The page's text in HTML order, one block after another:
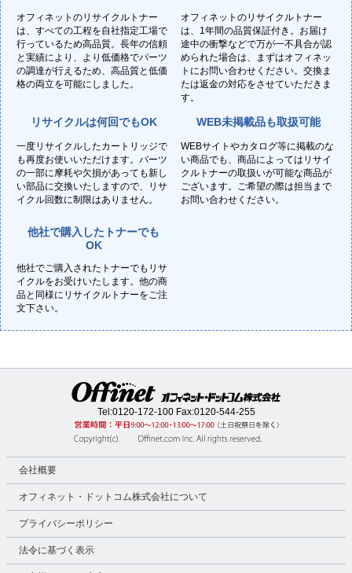
オフィネットのリサイクルトナー
は、すべての工程を自社指定工場で
行っているため高品質。長年の信頼
と実績により、より低価格でパーツ
の調達が行えるため、高品質と低価
格の両立を可能にしました。
オフィネットのリサイクルトナー
は、1年間の品質保証付き。お届け
途中の衝撃などで万が一不具合が認
められた場合は、まずはオフィネッ
トにお問い合わせください。交換ま
たは返金の対応をさせていただきま
す。
リサイクルは何回でもOK
一度リサイクルしたカートリッジで
も再度お使いいただけます。パーツ
の一部に摩耗や欠損があっても新し
い部品に交換いたしますので、リサ
イクル回数に制限はありません。
WEB未掲載品も取扱可能
WEBサイトやカタログ等に掲載のな
い商品でも、商品によってはリサイ
クルトナーの取扱いが可能な商品が
ございます。ご希望の際は担当まで
お問い合わせください。
他社で購入したトナーでも
OK
他社でご購入されたトナーでもリサ
イクルをお受けいたします。他の商
品と同様にリサイクルトナーをご注
文下さい。
Tel:0120-172-100Fax:0120-544-255
会社概要
オフィネット・ドットコム株式会社について
プライバシーポリシー
法令に基づく表示